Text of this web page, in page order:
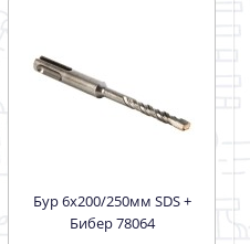
Бур 6х200/250мм SDS +
Бибер 78064